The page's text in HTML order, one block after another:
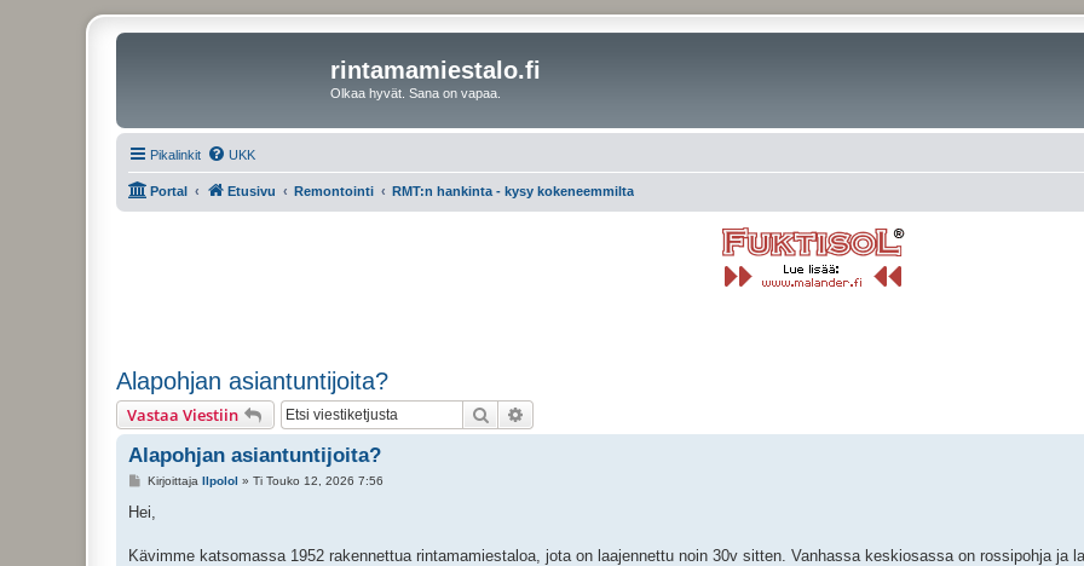
rintamamiestalo.fi
Olkaa hyvät. Sana on vapaa.
Pikalinkit UKK
Portal Etusivu Remontointi RMT:n hankinta - kysy kokeneemmilta
Alapohjan asiantuntijoita?
Vastaa Viestiin Etsi
Alapohjan asiantuntijoita?
V
e
i
Kirjoittaja Ilpolol » Ti Touko 12, 2026 7:56
Hei,
Kävimme katsomassa 1952 rakennettua rintamamiestaloa, jota on laajennettu noin 30v sitten. Vanhassa keskiosassa on rossipohja ja